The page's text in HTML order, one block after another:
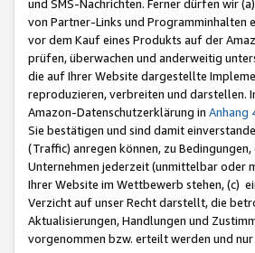
und SMS-Nachrichten. Ferner dürfen wir
von Partner-Links und Programminhalten
vor dem Kauf eines Produkts auf der
prüfen, überwachen und anderweitig
die auf Ihrer Website dargestellte
reproduzieren, verbreiten und darstellen.
Amazon-Datenschutzerklärung in Anhang
Sie bestätigen und sind damit
(Traffic) anregen können, zu
Unternehmen jederzeit (unmittelbar oder
Ihrer Website im Wettbewerb stehen, (c)
Verzicht auf unser Recht darstellt, die
Aktualisierungen, Handlungen und
vorgenommen bzw. erteilt werden und